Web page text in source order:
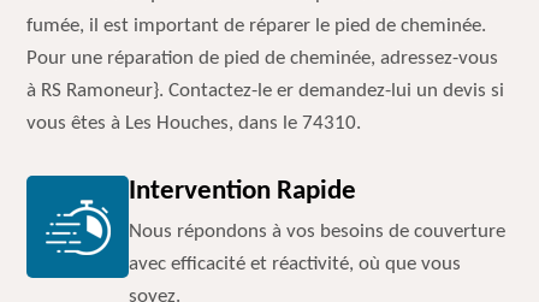
fumée, il est important de réparer le pied de cheminée.
Pour une réparation de pied de cheminée, adressez-vous
à RS Ramoneur}. Contactez-le er demandez-lui un devis si
vous êtes à Les Houches, dans le 74310.
Intervention Rapide
Nous répondons à vos besoins de couverture
avec efficacité et réactivité, où que vous
soyez.